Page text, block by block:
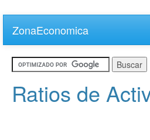
main
content
ZonaEconomica
Ratios de